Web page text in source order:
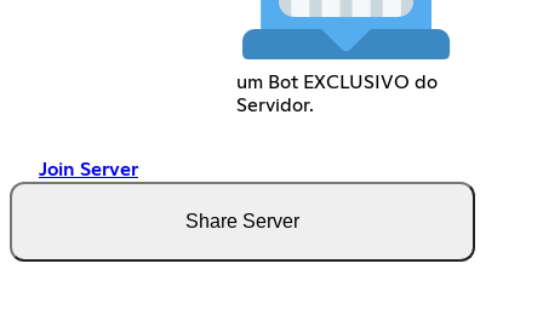
um Bot EXCLUSIVO do
Servidor.
Join Server
Share Server